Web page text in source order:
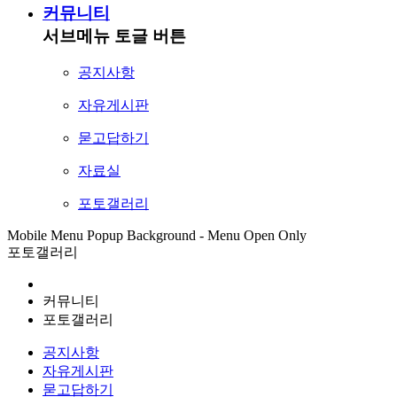
커뮤니티
서브메뉴 토글 버튼
공지사항
자유게시판
묻고답하기
자료실
포토갤러리
Mobile Menu Popup Background - Menu Open Only
포토갤러리
커뮤니티
포토갤러리
공지사항
자유게시판
묻고답하기